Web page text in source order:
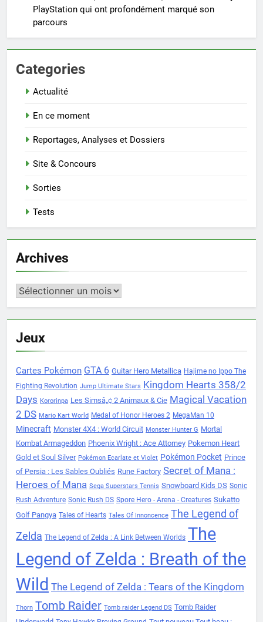
PlayStation qui ont profondément marqué son
parcours
Categories
Actualité
En ce moment
Reportages, Analyses et Dossiers
Site & Concours
Sorties
Tests
Archives
Archives
Jeux
Cartes Pokémon GTA 6 Guitar Hero Metallica Hajime no Ippo The
Fighting Revolution Jump Ultimate Stars Kingdom Hearts 358/2
Days Kororinpa Les Simsâ„¢ 2 Animaux & Cie Magical Vacation
2 DS Mario Kart World Medal of Honor Heroes 2 MegaMan 10
Minecraft Monster 4X4 : World Circuit Monster Hunter G Mortal
Kombat Armageddon Phoenix Wright : Ace Attorney Pokemon Heart
Gold et Soul Silver Pokémon Ecarlate et Violet Pokémon Pocket Prince
of Persia : Les Sables Oubliés Rune Factory Secret of Mana :
Heroes of Mana Sega Superstars Tennis Snowboard Kids DS Sonic
Rush Adventure Sonic Rush DS Spore Hero - Arena - Creatures Sukatto
Golf Pangya Tales of Hearts Tales Of Innoncence The Legend of
Zelda The Legend of Zelda : A Link Between Worlds The
Legend of Zelda : Breath of the
Wild The Legend of Zelda : Tears of the Kingdom
Thorn Tomb Raider Tomb raider Legend DS Tomb Raider